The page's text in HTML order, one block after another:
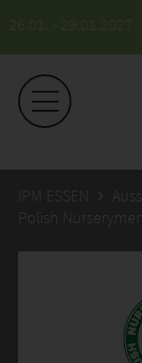
26.01. - 29.01.2027
IPM ESSEN